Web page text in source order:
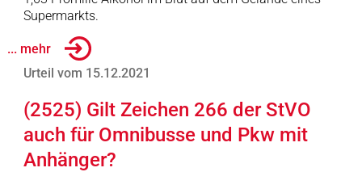
Supermarkts.
... mehr
Urteil vom 15.12.2021
(2525) Gilt Zeichen 266 der StVO
auch für Omnibusse und Pkw mit
Anhänger?